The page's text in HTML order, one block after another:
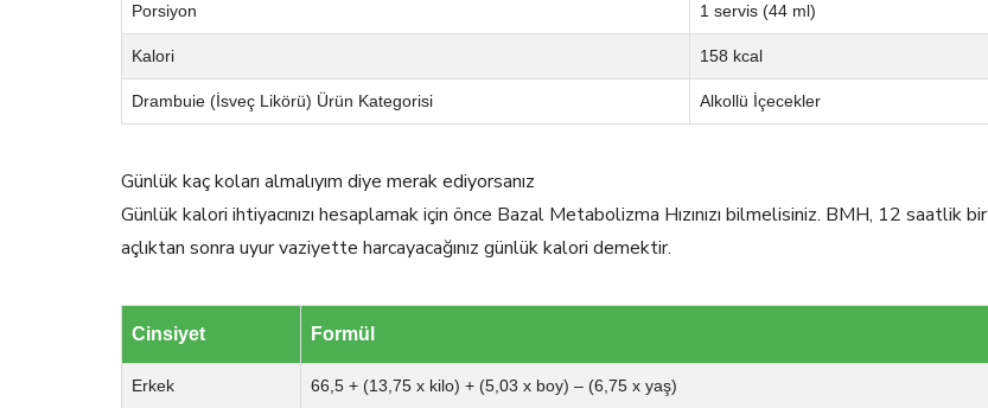
Porsiyon 1 servis (44 ml)
Kalori 158 kcal
Drambuie (İsveç Likörü) Ürün Kategorisi Alkollü İçecekler
Günlük kaç koları almalıyım diye merak ediyorsanız
Günlük kalori ihtiyacınızı hesaplamak için önce Bazal Metabolizma Hızınızı bilmelisiniz. BMH, 12 saatlik bir
açlıktan sonra uyur vaziyette harcayacağınız günlük kalori demektir.
Cinsiyet Formül
Erkek 66,5 + (13,75 x kilo) + (5,03 x boy) – (6,75 x yaş)